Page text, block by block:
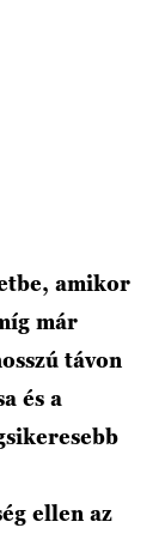
amikor
már
távon
és a
ellen az